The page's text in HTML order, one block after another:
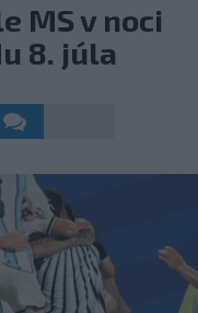
MS v noci
8. júla